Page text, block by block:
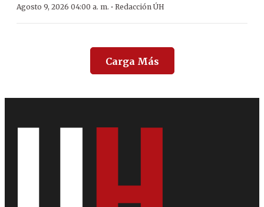
Agosto 9, 2026 04:00 a. m. · Redacción ÚH
Carga Más